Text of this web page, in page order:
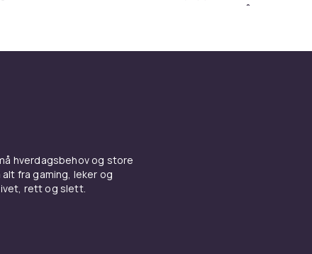
aromaene samles og frigjøres, og det påvirker
Glencairn-glasset er spesielt designet for
og smal kant som konsentrerer aromaene. Copita-
og er populært til seriøs whiskynosing.
hverdagsbehov og store
fra gaming, leker og
rett og slett.